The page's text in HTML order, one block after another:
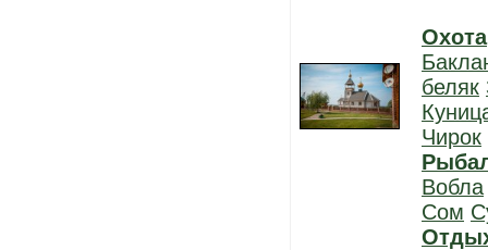
Охота
беляк
Чирок
Вобла
Сом